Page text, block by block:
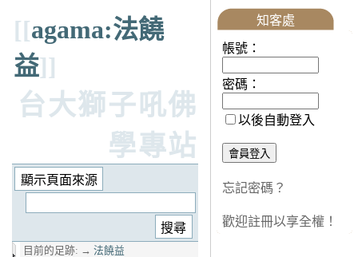
[[agama:法饒
益]]
台大獅子吼佛
學專站
目前的足跡: → 法饒益
知客處
帳號：
密碼：
以後自動登入
忘記密碼？
歡迎註冊以享全權！